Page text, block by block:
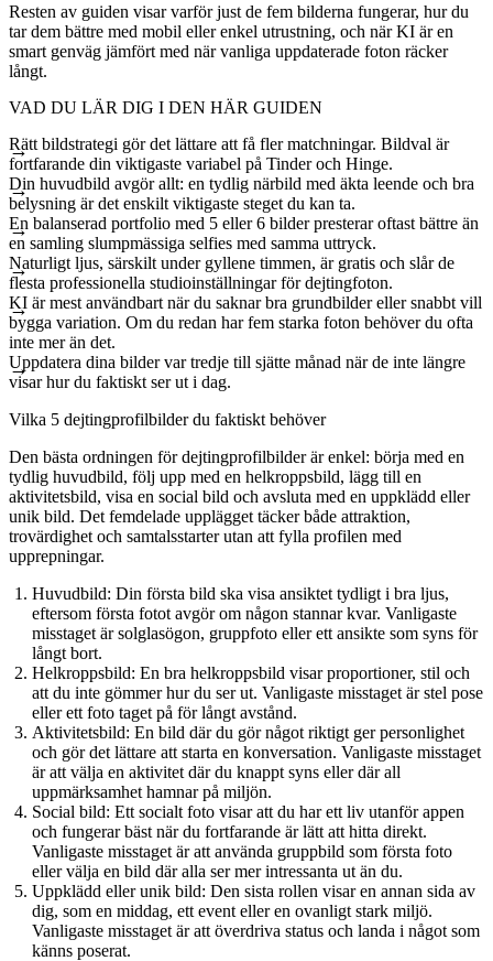
Resten av guiden visar varför just de fem bilderna fungerar, hur du
tar dem bättre med mobil eller enkel utrustning, och när KI är en
smart genväg jämfört med när vanliga uppdaterade foton räcker
långt.
VAD DU LÄR DIG I DEN HÄR GUIDEN
Rätt bildstrategi gör det lättare att få fler matchningar. Bildval är
fortfarande din viktigaste variabel på Tinder och Hinge.
Din huvudbild avgör allt: en tydlig närbild med äkta leende och bra
belysning är det enskilt viktigaste steget du kan ta.
En balanserad portfolio med 5 eller 6 bilder presterar oftast bättre än
en samling slumpmässiga selfies med samma uttryck.
Naturligt ljus, särskilt under gyllene timmen, är gratis och slår de
flesta professionella studioinställningar för dejtingfoton.
KI är mest användbart när du saknar bra grundbilder eller snabbt vill
bygga variation. Om du redan har fem starka foton behöver du ofta
inte mer än det.
Uppdatera dina bilder var tredje till sjätte månad när de inte längre
visar hur du faktiskt ser ut i dag.
Vilka 5 dejtingprofilbilder du faktiskt behöver
Den bästa ordningen för dejtingprofilbilder är enkel: börja med en
tydlig huvudbild, följ upp med en helkroppsbild, lägg till en
aktivitetsbild, visa en social bild och avsluta med en uppklädd eller
unik bild. Det femdelade upplägget täcker både attraktion,
trovärdighet och samtalsstarter utan att fylla profilen med
upprepningar.
Huvudbild: Din första bild ska visa ansiktet tydligt i bra ljus,
eftersom första fotot avgör om någon stannar kvar. Vanligaste
misstaget är solglasögon, gruppfoto eller ett ansikte som syns för
långt bort.
Helkroppsbild: En bra helkroppsbild visar proportioner, stil och
att du inte gömmer hur du ser ut. Vanligaste misstaget är stel pose
eller ett foto taget på för långt avstånd.
Aktivitetsbild: En bild där du gör något riktigt ger personlighet
och gör det lättare att starta en konversation. Vanligaste misstaget
är att välja en aktivitet där du knappt syns eller där all
uppmärksamhet hamnar på miljön.
Social bild: Ett socialt foto visar att du har ett liv utanför appen
och fungerar bäst när du fortfarande är lätt att hitta direkt.
Vanligaste misstaget är att använda gruppbild som första foto
eller välja en bild där alla ser mer intressanta ut än du.
Uppklädd eller unik bild: Den sista rollen visar en annan sida av
dig, som en middag, ett event eller en ovanligt stark miljö.
Vanligaste misstaget är att överdriva status och landa i något som
känns poserat.